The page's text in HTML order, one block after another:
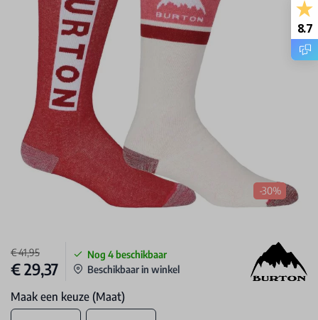
-30%
€ 41,95
€ 29,37
Nog 4 beschikbaar
Beschikbaar in winkel
Maak een keuze (Maat)
8.7